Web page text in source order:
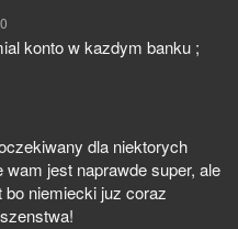
konto w kazdym banku ;
dla niektorych
jest naprawde super, ale
niemiecki juz coraz